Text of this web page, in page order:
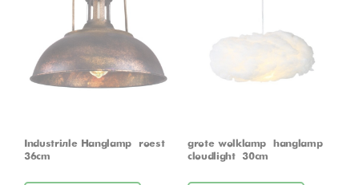
Industriële Hanglamp – roest –
36cm
grote wolklamp – hanglamp –
cloudlight – 30cm